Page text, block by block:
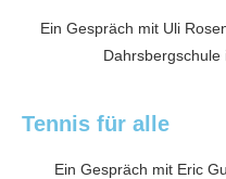
Ein Gespräch mit Uli
Tennis für alle
Ein Gespräch mit Eric